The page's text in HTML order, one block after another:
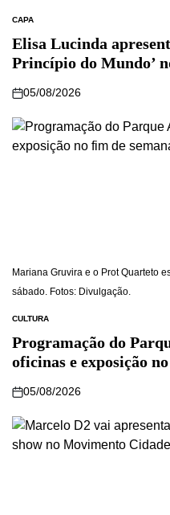
CAPA
Elisa Lucinda
Princípio do Mundo’
05/08/2026
Mariana Gruvira e o Prot Quarteto
sábado. Fotos: Divulgação.
CULTURA
Programação do
oficinas e exposição
05/08/2026